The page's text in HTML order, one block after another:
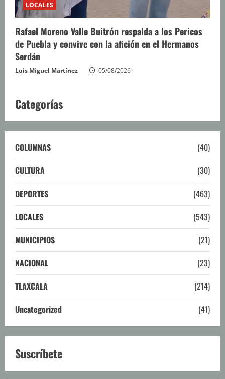
LOCALES
Rafael Moreno Valle Buitrón respalda a los Pericos
de Puebla y convive con la afición en el Hermanos
Serdán
Luis Miguel Martínez 05/08/2026
Categorías
COLUMNAS
(40)
CULTURA
(30)
DEPORTES
(463)
LOCALES
(543)
MUNICIPIOS
(21)
NACIONAL
(23)
TLAXCALA
(214)
Uncategorized
(41)
Suscríbete